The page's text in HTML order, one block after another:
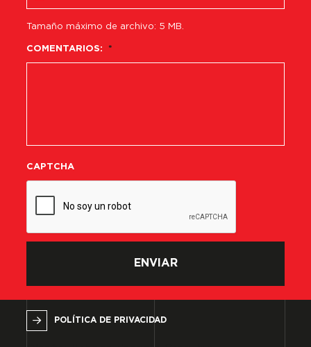
Tamaño máximo de archivo: 5 MB.
COMENTARIOS: *
CAPTCHA
POLÍTICA DE PRIVACIDAD